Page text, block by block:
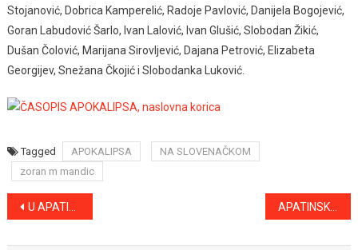
Stojanović, Dobrica Kamperelić, Radoje Pavlović, Danijela Bogojević,
Goran Labudović Šarlo, Ivan Lalović, Ivan Glušić, Slobodan Žikić,
Dušan Čolović, Marijana Sirovljević, Dajana Petrović, Elizabeta
Georgijev, Snežana Čkojić i Slobodanka Luković.
Tagged APOKALIPSA
NA SLOVENAČKOM
zoran m mandic
Kretanje
članka
U APATINU PROMENLJIVO OBLAČNO, U ČETVRTAK MOGUĆ SNEG APATINSKA KOMISIJA ZA DODELU STIPENDIJA RASPISALA KONKURS ZA STUDENTE SA PODRUČJA OPŠTINE APATIN